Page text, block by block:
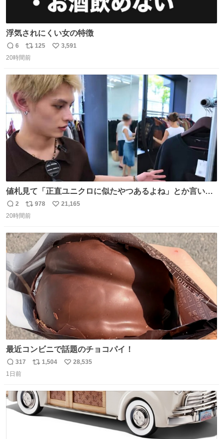
浮気されにくい女の特徴
返
信
6
リ
ポ
ト
数
125
い
数
3,591
20時間前
値札見て「正直ユニクロに似たやつあるよね」とか言い出
すの好きすぎるWWWWWWWWWWWWW こちら側と同じ
感覚助かる🙂‍↕️🙂‍↕️🙂‍↕️
返
信
2
リ
ポ
ト
数
978
い
数
21,165
20時間前
最近コンビニで話題のチョコパイ！
返
信
317
リ
ト
数
1,504
い
数
28,535
1日前